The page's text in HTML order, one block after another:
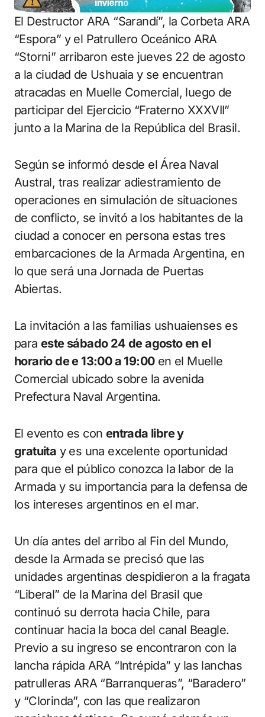
El Destructor ARA “Sarandí”, la Corbeta ARA
“Espora” y el Patrullero Oceánico ARA
“Storni” arribaron este jueves 22 de agosto
a la ciudad de Ushuaia y se encuentran
atracadas en Muelle Comercial, luego de
participar del Ejercicio “Fraterno XXXVII”
junto a la Marina de la República del Brasil.
Según se informó desde el Área Naval
Austral, tras realizar adiestramiento de
operaciones en simulación de situaciones
de conflicto, se invitó a los habitantes de la
ciudad a conocer en persona estas tres
embarcaciones de la Armada Argentina, en
lo que será una Jornada de Puertas
Abiertas.
La invitación a las familias ushuaienses es
para este sábado 24 de agosto en el
horario de e 13:00 a 19:00en el Muelle
Comercial ubicado sobre la avenida
Prefectura Naval Argentina.
El evento es con entrada libre y
gratuita y es una excelente oportunidad
para que el público conozca la labor de la
Armada y su importancia para la defensa de
los intereses argentinos en el mar.
Un día antes del arribo al Fin del Mundo,
desde la Armada se precisó que las
unidades argentinas despidieron a la fragata
“Liberal” de la Marina del Brasil que
continuó su derrota hacia Chile, para
continuar hacia la boca del canal Beagle.
Previo a su ingreso se encontraron con la
lancha rápida ARA “Intrépida” y las lanchas
patrulleras ARA “Barranqueras”, “Baradero”
y “Clorinda”, con las que realizaron